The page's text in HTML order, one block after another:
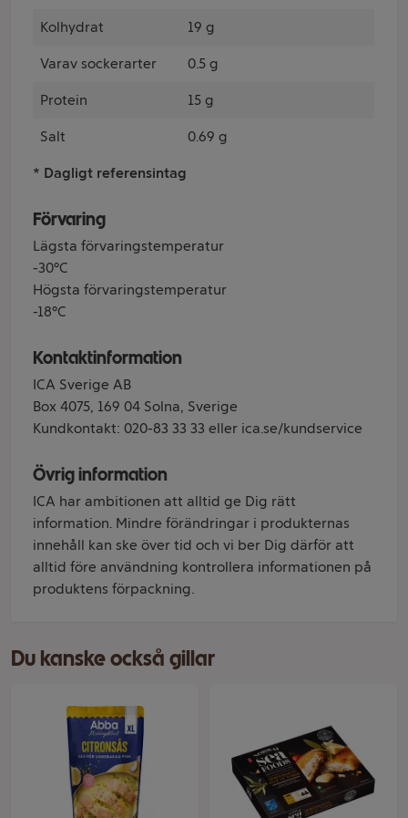
Kolhydrat 19 g
Varav sockerarter 0.5 g
Protein 15 g
Salt 0.69 g
* Dagligt referensintag
Förvaring
Lägsta förvaringstemperatur
-30°C
Högsta förvaringstemperatur
-18°C
Kontaktinformation
ICA Sverige AB
Box 4075, 169 04 Solna, Sverige
Kundkontakt: 020-83 33 33 eller ica.se/kundservice
Övrig information
ICA har ambitionen att alltid ge Dig rätt
information. Mindre förändringar i produkternas
innehåll kan ske över tid och vi ber Dig därför att
alltid före användning kontrollera informationen på
produktens förpackning.
Du kanske också gillar